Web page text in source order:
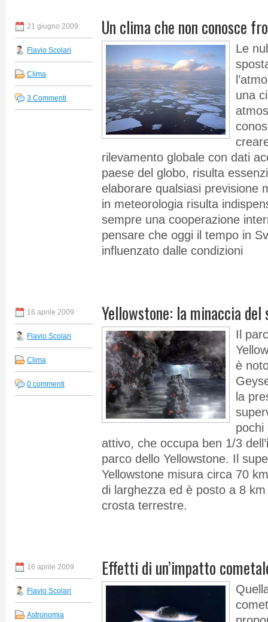
21 giugno 2009
Flavio Scolari
Clima
3 Commenti
Un clima che non conosce
Le
una
rilevamento globale con dati
paese del globo, risulta
elaborare qualsiasi previsione
in meteorologia risulta
sempre una cooperazione
pensare che oggi il tempo in
influenzato dalle condizioni
16 aprile 2009
Flavio Scolari
Clima
0 commenti
Yellowstone: la minaccia del
Il
è
la
pochi
attivo, che occupa ben 1/3
parco dello Yellowstone. Il
Yellowstone misura circa 70
di larghezza ed è posto a 8
crosta terrestre.
16 aprile 2009
Flavio Scolari
Astronomia
Effetti di un’impatto